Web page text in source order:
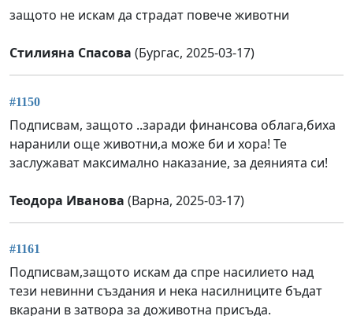
защото не искам да страдат повече животни
Стилияна Спасова (Бургас, 2025-03-17)
#1150
Подписвам, защото ..заради финансова облага,биха
наранили още животни,а може би и хора! Те
заслужават максимално наказание, за деянията си!
Теодора Иванова (Варна, 2025-03-17)
#1161
Подписвам,защото искам да спре насилието над
тези невинни създания и нека насилниците бъдат
вкарани в затвора за доживотна присъда.